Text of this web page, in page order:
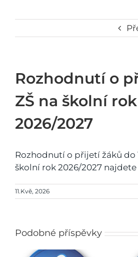
Napsali o nás
Rozhodnutí o
ZŠ na školní rok
2026/2027
Rozhodnutí o přijetí žáků do
školní rok 2026/2027 najdete
11.Kvě, 2026
Podobné příspěvky